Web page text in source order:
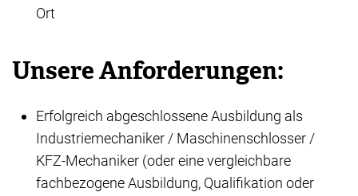
Ort
Unsere Anforderungen:
Erfolgreich abgeschlossene Ausbildung als
Industriemechaniker / Maschinenschlosser /
KFZ-Mechaniker (oder eine vergleichbare
fachbezogene Ausbildung, Qualifikation oder